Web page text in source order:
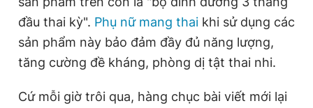
đầu thai kỳ". Phụ nữ mang thai khi sử dụng các
sản phẩm này bảo đảm đầy đủ năng lượng,
tăng cường đề kháng, phòng dị tật thai nhi.
Cứ mỗi giờ trôi qua, hàng chục bài viết mới lại